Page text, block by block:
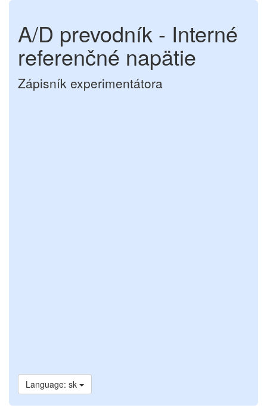
A/D prevodník - Interné
referenčné napätie
Zápisník experimentátora
Language: sk